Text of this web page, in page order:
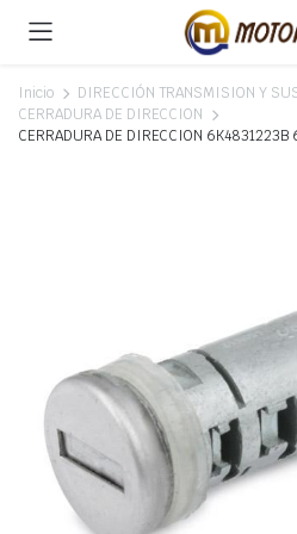
Inicio
DIRECCIÓN TRANSMISION Y
CERRADURA DE DIRECCION
CERRADURA DE DIRECCION